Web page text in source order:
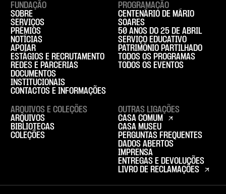
FUNDAÇÃO
SOBRE
SERVIÇOS
PRÉMIOS
NOTÍCIAS
APOIAR
ESTÁGIOS E RECRUTAMENTO
REDES E PARCERIAS
DOCUMENTOS
INSTITUCIONAIS
CONTACTOS E INFORMAÇÕES
PROGRAMAÇÃO
CENTENÁRIO DE MÁRIO
SOARES
50 ANOS DO 25 DE ABRIL
SERVIÇO EDUCATIVO
PATRIMÓNIO PARTILHADO
TODOS OS PROGRAMAS
TODOS OS EVENTOS
ARQUIVOS E COLEÇÕES
ARQUIVOS
BIBLIOTECAS
COLEÇÕES
OUTRAS LIGAÇÕES
CASA COMUM
CASA MUSEU
PERGUNTAS FREQUENTES
DADOS ABERTOS
IMPRENSA
ENTREGAS E DEVOLUÇÕES
LIVRO DE RECLAMAÇÕES